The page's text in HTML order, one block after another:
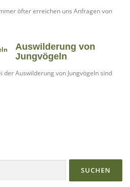
Auswilderung von
Jungvögeln